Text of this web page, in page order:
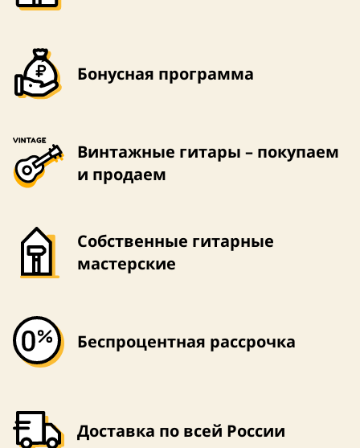
Бонусная программа
Винтажные гитары – покупаем
и продаем
Собственные гитарные
мастерские
Беспроцентная рассрочка
Доставка по всей России